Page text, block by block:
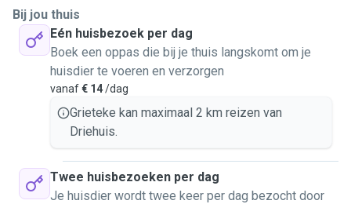
Bij jou thuis
Eén huisbezoek per dag
Boek een oppas die bij je thuis langskomt om je
huisdier te voeren en verzorgen
vanaf€ 14/dag
Grieteke kan maximaal 2 km reizen van
Driehuis.
Twee huisbezoeken per dag
Je huisdier wordt twee keer per dag bezocht door